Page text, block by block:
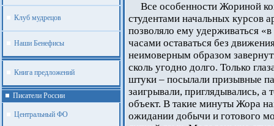
Клуб мудрецов
Наши Бенефисы
Книга предложений
Писатели России
Центральный ФО
Все особенности Жориной
студентами начальных курсов
позволяло ему удерживаться
часами оставаться без
неимоверным образом
сколь угодно долго. Только
штуки – посылали призывные
заигрывали, приглядывались,
объект. В такие минуты Жора
ожидании добычи и готового